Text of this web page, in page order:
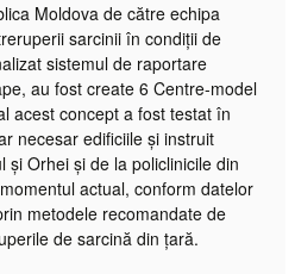
Moldova de către echipa
sarcinii în condiții de
sistemul de raportare
au fost create 6 Centre-model
acest concept a fost testat în
necesar edificiile și instruit
Orhei și de la policlinicile din
actual, conform datelor
metodele recomandate de
de sarcină din țară.